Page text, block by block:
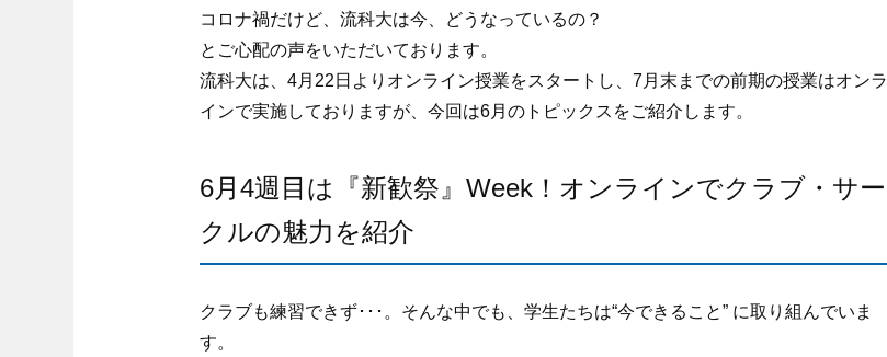
コロナ禍だけど、流科大は今、どうなっているの？
とご心配の声をいただいております。
流科大は、4月22日よりオンライン授業をスタートし、7月末までの前期の授業はオンラ
インで実施しておりますが、今回は6月のトピックスをご紹介します。
6月4週目は『新歓祭』Week！オンラインでクラブ・サー
クルの魅力を紹介
クラブも練習できず･･･。そんな中でも、学生たちは“今できること” に取り組んでいま
す。